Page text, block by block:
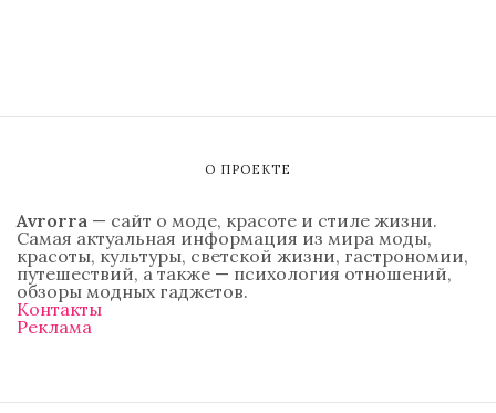
О ПРОЕКТЕ
Avrorra — сайт о моде, красоте и стиле жизни.
Самая актуальная информация из мира моды,
красоты, культуры, светской жизни, гастрономии,
путешествий, а также — психология отношений,
обзоры модных гаджетов.
Контакты
Реклама